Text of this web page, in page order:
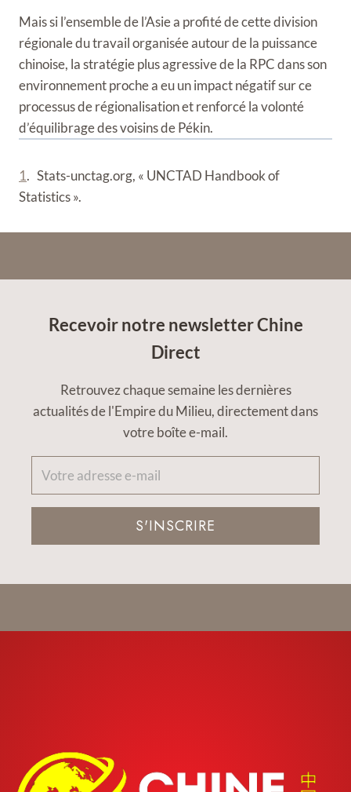
Mais si l’ensemble de l’Asie a profité de cette division
régionale du travail organisée autour de la puissance
chinoise, la stratégie plus agressive de la RPC dans son
environnement proche a eu un impact négatif sur ce
processus de régionalisation et renforcé la volonté
d’équilibrage des voisins de Pékin.
1. Stats-unctag.org, « UNCTAD Handbook of
Statistics ».
Recevoir notre newsletter Chine
Direct
Retrouvez chaque semaine les dernières
actualités de l'Empire du Milieu, directement dans
votre boîte e-mail.
S'INSCRIRE